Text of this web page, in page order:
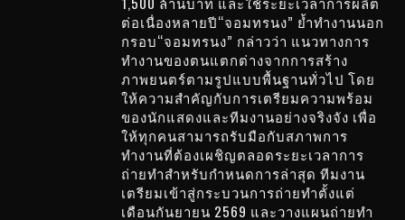
ต่อเนื่องหลายปี“จอมทรนง” ย้ำทำงานนอก
กรอบ“จอมทรนง” กล่าวว่า แนวทางการ
ทำงานของตนแตกต่างจากการสร้าง
ภาพยนตร์ตามรูปแบบพื้นฐานทั่วไป โดย
ให้ความสำคัญกับการเตรียมความพร้อม
ของนักแสดงและทีมงานอย่างจริงจัง เพื่อ
ให้ทุกคนสามารถรับมือกับสภาพการ
ทำงานที่ต้องเผชิญตลอดระยะเวลาการ
ถ่ายทำสำหรับกำหนดการล่าสุด ทีมงาน
เตรียมเข้าสู่กระบวนการถ่ายทำตั้งแต่
เดือนกันยายน 2569 และวางแผนถ่ายทำ